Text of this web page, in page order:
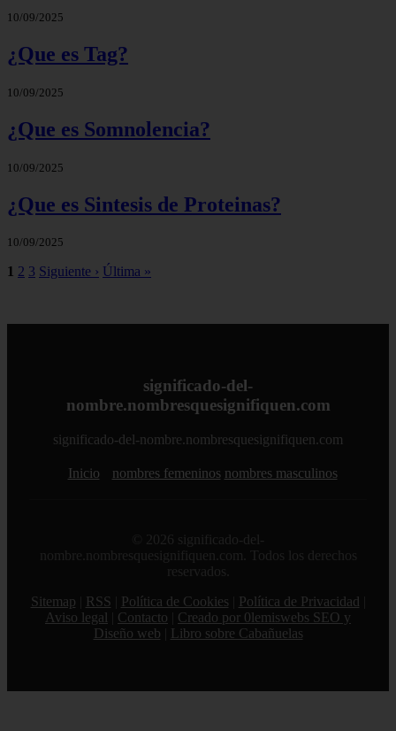
10/09/2025
¿Que es Tag?
10/09/2025
¿Que es Somnolencia?
10/09/2025
¿Que es Sintesis de Proteinas?
10/09/2025
1 2 3 Siguiente › Última »
significado-del-
nombre.nombresquesignifiquen.com
significado-del-nombre.nombresquesignifiquen.com
Inicio nombres femeninos nombres masculinos
© 2026 significado-del-
nombre.nombresquesignifiquen.com. Todos los derechos
reservados.
Sitemap
RSS Política de Cookies Política de Privacidad
Aviso legal
Contacto
Creado por 0lemiswebs SEO y
Diseño web
Libro sobre Cabañuelas